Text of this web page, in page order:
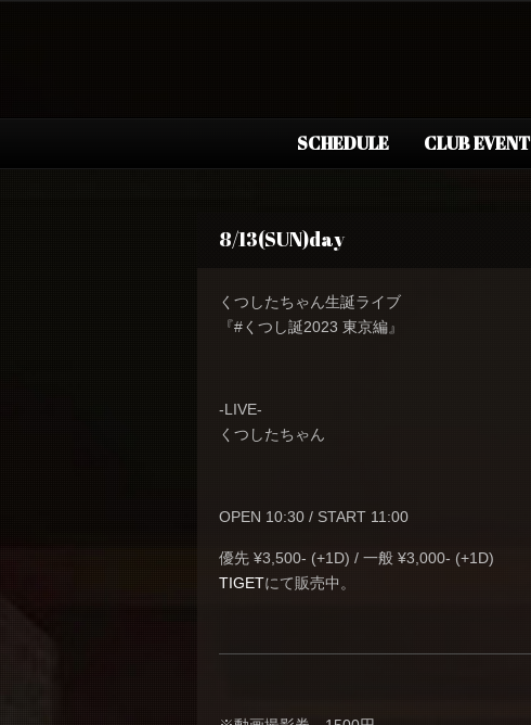
SCHEDULE CLUB EVENT
8/13(SUN)day
くつしたちゃん生誕ライブ
『#くつし誕2023 東京編』
-LIVE-
くつしたちゃん
OPEN 10:30 / START 11:00
優先 ¥3,500- (+1D) / 一般 ¥3,000- (+1D)
TIGETにて販売中。